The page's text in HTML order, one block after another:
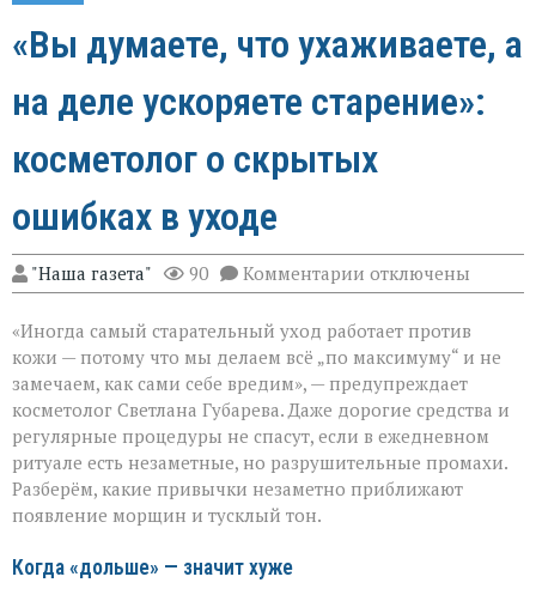
«Вы думаете, что ухаживаете, а
на деле ускоряете старение»:
косметолог о скрытых
ошибках в уходе
"Наша газета" 90 Комментарии к
записи
думаете,
что
ухаживаете,
а
на
деле
ускоряете
старение»:
косметолог
отключены
«Иногда самый старательный уход работает против
кожи — потому что мы делаем всё „по максимуму“ и не
замечаем, как сами себе вредим», — предупреждает
косметолог Светлана Губарева. Даже дорогие средства и
регулярные процедуры не спасут, если в ежедневном
ритуале есть незаметные, но разрушительные промахи.
Разберём, какие привычки незаметно приближают
появление морщин и тусклый тон.
Когда «дольше» — значит хуже